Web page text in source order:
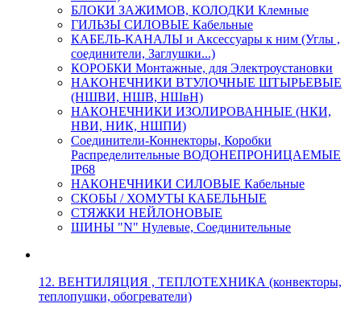
БЛОКИ ЗАЖИМОВ, КОЛОДКИ Клемные
ГИЛЬЗЫ СИЛОВЫЕ Кабельные
КАБЕЛЬ-КАНАЛЫ и Аксессуары к ним (Углы ,
соединители, Заглушки...)
КОРОБКИ Монтажные, для Электроустановки
НАКОНЕЧНИКИ ВТУЛОЧНЫЕ ШТЫРЬЕВЫЕ
(НШВИ, НШВ, НШвН)
НАКОНЕЧНИКИ ИЗОЛИРОВАННЫЕ (НКИ,
НВИ, НИК, НШПИ)
Соединители-Коннекторы, Коробки
Распределительные ВОДОНЕПРОНИЦАЕМЫЕ
IP68
НАКОНЕЧНИКИ СИЛОВЫЕ Кабельные
СКОБЫ / ХОМУТЫ КАБЕЛЬНЫЕ
СТЯЖКИ НЕЙЛОНОВЫЕ
ШИНЫ "N" Нулевые, Соединительные
12. ВЕНТИЛЯЦИЯ , ТЕПЛОТЕХНИКА (конвекторы,
теплопушки, обогреватели)